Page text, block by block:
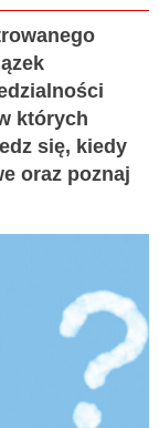
których
się, kiedy
oraz poznaj